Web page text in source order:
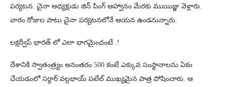
పర్యటన. చైనా అధ్యక్షుడు జిన్‌ పింగ్ ఆహ్వానం మేరకు ముయిజ్జు వెళ్లారు.
వారం రోజుల పాటు చైనా పర్యటనలోనే ఆయన ఉండనున్నారు.
లక్షద్వీప్‌ భారత్‌ లో ఎలా భాగమైందంటే..!
దేశానికి స్వాతంత్ర్యం అనంతరం 500 కంటే ఎక్కువ సంస్థానాలను ఏకం
చేయడంలో సర్దార్ వల్లభాయ్ పటేల్ ముఖ్యమైన పాత్ర పోషించారు. ఆ